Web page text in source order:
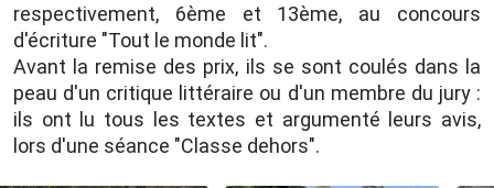
respectivement, 6ème et 13ème, au concours
d'écriture "Tout le monde lit".
Avant la remise des prix, ils se sont coulés dans la
peau d'un critique littéraire ou d'un membre du jury :
ils ont lu tous les textes et argumenté leurs avis,
lors d'une séance "Classe dehors".